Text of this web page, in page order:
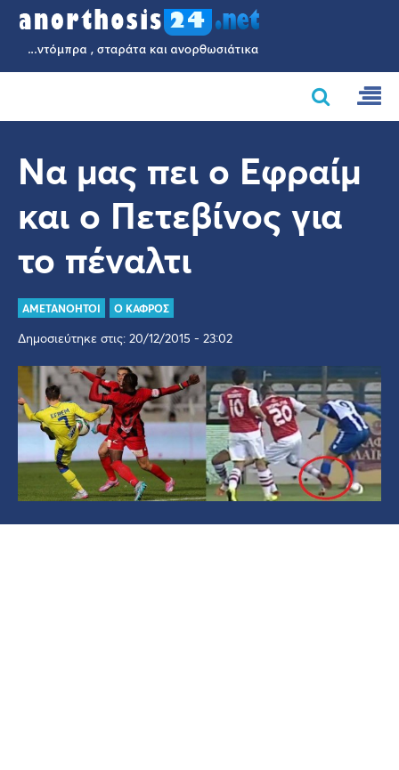
Να μας πει ο Εφραίμ
και ο Πετεβίνος για
το πέναλτι
AMETANOHTOI Ο ΚΑΦΡΟΣ
Δημοσιεύτηκε στις: 20/12/2015 - 23:02